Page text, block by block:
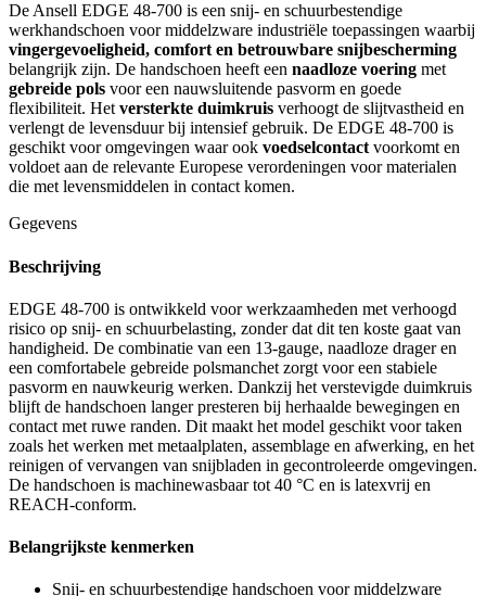
De Ansell EDGE 48-700 is een snij- en schuurbestendige
werkhandschoen voor middelzware industriële toepassingen waarbij
vingergevoeligheid, comfort en betrouwbare snijbescherming
belangrijk zijn. De handschoen heeft een naadloze voering met
gebreide pols voor een nauwsluitende pasvorm en goede
flexibiliteit. Het versterkte duimkruis verhoogt de slijtvastheid en
verlengt de levensduur bij intensief gebruik. De EDGE 48-700 is
geschikt voor omgevingen waar ook voedselcontact voorkomt en
voldoet aan de relevante Europese verordeningen voor materialen
die met levensmiddelen in contact komen.
Gegevens
Beschrijving
EDGE 48-700 is ontwikkeld voor werkzaamheden met verhoogd
risico op snij- en schuurbelasting, zonder dat dit ten koste gaat van
handigheid. De combinatie van een 13-gauge, naadloze drager en
een comfortabele gebreide polsmanchet zorgt voor een stabiele
pasvorm en nauwkeurig werken. Dankzij het verstevigde duimkruis
blijft de handschoen langer presteren bij herhaalde bewegingen en
contact met ruwe randen. Dit maakt het model geschikt voor taken
zoals het werken met metaalplaten, assemblage en afwerking, en het
reinigen of vervangen van snijbladen in gecontroleerde omgevingen.
De handschoen is machinewasbaar tot 40 °C en is latexvrij en
REACH-conform.
Belangrijkste kenmerken
Snij- en schuurbestendige handschoen voor middelzware